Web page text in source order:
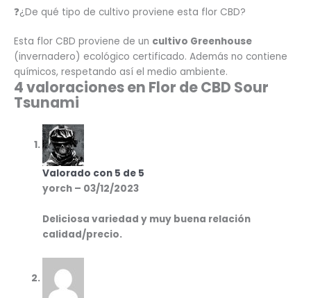
❓¿De qué tipo de cultivo proviene esta flor CBD?
Esta flor CBD proviene de un cultivo Greenhouse
(invernadero) ecológico certificado. Además no contiene
químicos, respetando así el medio ambiente.
4 valoraciones en Flor de CBD Sour
Tsunami
Valorado con 5 de 5
yorch – 03/12/2023
Deliciosa variedad y muy buena relación
calidad/precio.